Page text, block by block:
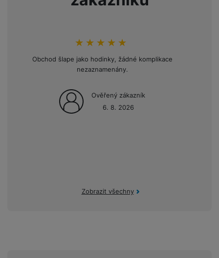
m
hodnoceni_zakazniku
100 %
Obchod šlape jako hodinky, žádné komplikace
nezaznamenány.
Ověřený zákazník
6. 8. 2026
Zobrazit všechny